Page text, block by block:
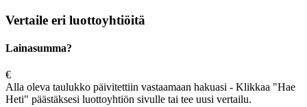
Vertaile eri luottoyhtiöitä
Lainasumma?
€
Alla oleva taulukko päivitettiin vastaamaan hakuasi - Klikkaa "Hae
Heti" päästäksesi luottoyhtiön sivulle tai tee uusi vertailu.